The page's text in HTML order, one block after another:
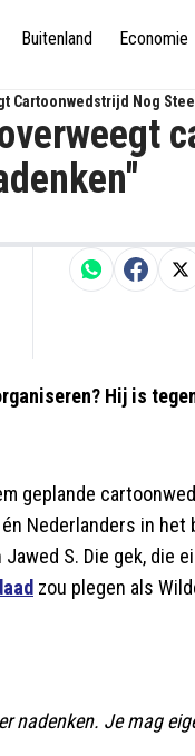
Buitenland Economie
Cartoonwedstrijd Nog
Hij is
geplande
Nederlanders in het
S. Die gek,
zou plegen als
nadenken. Je mag